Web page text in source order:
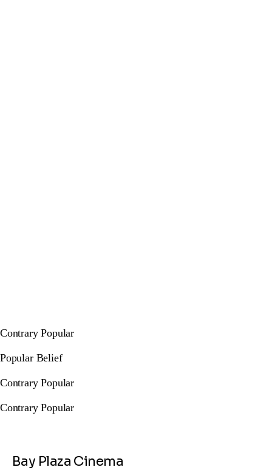
Contrary Popular
Popular Belief
Contrary Popular
Contrary Popular
Bay Plaza Cinema